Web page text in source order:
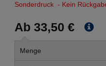
Sonderdruck - Kein
Ab 33,50 €
Menge